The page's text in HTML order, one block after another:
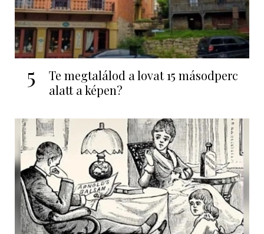
5
Te megtalálod a lovat 15 másodperc
alatt a képen?